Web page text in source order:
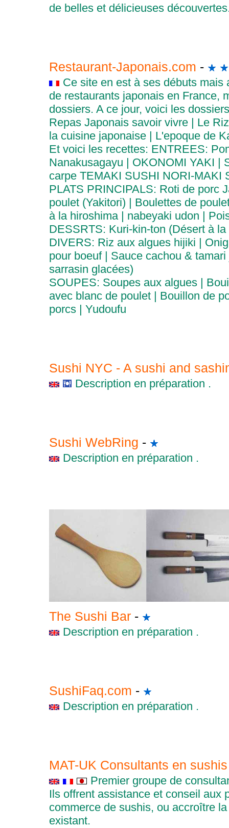
de belles et délicieuses
Restaurant-Japonais.com -
Ce site en est à ses débuts
de restaurants japonais en France,
dossiers. A ce jour, voici les
Repas Japonais savoir vivre | Le
la cuisine japonaise | L'epoque de
Et voici les recettes: ENTREES:
Nanakusagayu | OKONOMI YAKI |
carpe TEMAKI SUSHI NORI-MAKI
PLATS PRINCIPALS: Roti de porc
poulet (Yakitori) | Boulettes de
à la hiroshima | nabeyaki udon |
DESSRTS: Kuri-kin-ton (Désert à
DIVERS: Riz aux algues hijiki |
pour boeuf | Sauce cachou &
sarrasin glacées)
SOUPES: Soupes aux algues |
avec blanc de poulet | Bouillon de
porcs | Yudoufu
Sushi NYC - A sushi and
Description en préparation .
Sushi WebRing -
Description en préparation .
The Sushi Bar -
Description en préparation .
SushiFaq.com -
Description en préparation .
MAT-UK Consultants en
Premier groupe de
Ils offrent assistance et conseil aux
commerce de sushis, ou accroître
existant.